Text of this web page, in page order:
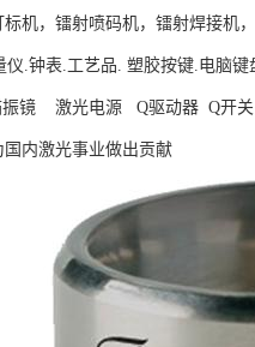
机，镭射喷码机，镭射焊接机
.钟表.工艺品. 塑胶按键.电脑
振镜 激光电源 Q驱动器 Q开
内激光事业做出贡献